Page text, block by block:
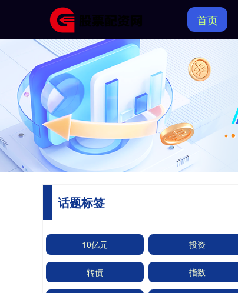
首页
话题标签
10亿元 投资
转债 指数